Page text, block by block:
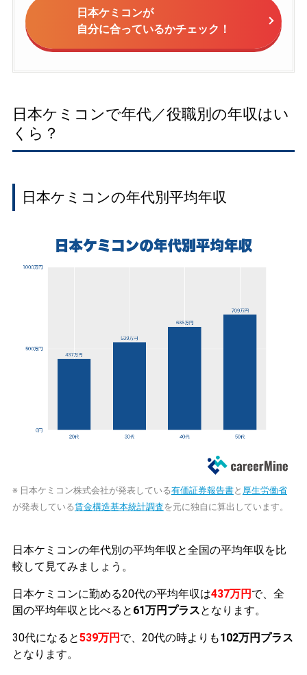
日本ケミコンが
自分に合っているかチェック！
日本ケミコンで年代／役職別の年収はい
くら？
日本ケミコンの年代別平均年収
※ 日本ケミコン株式会社が発表している有価証券報告書と 厚生労働省
が発表している賃金構造基本統計調査を元に独自に算出しています。
日本ケミコンの年代別の平均年収と全国の平均年収を比
較して見てみましょう。
日本ケミコンに勤める20代の平均年収は437万円 で、全
国の平均年収と比べると 61万円プラスとなります。
30代になると539万円 で、20代の時よりも102万円プラス
となります。